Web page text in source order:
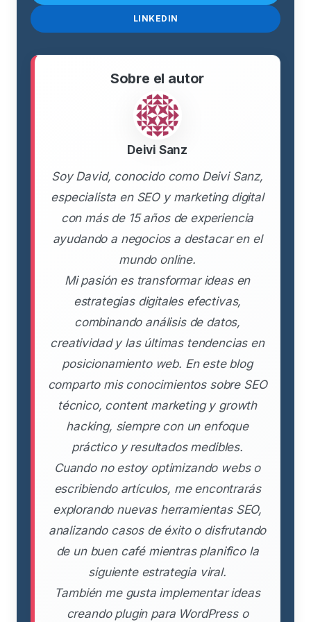
LINKEDIN
Sobre el autor
Deivi Sanz
Soy David, conocido como Deivi Sanz,
especialista en SEO y marketing digital
con más de 15 años de experiencia
ayudando a negocios a destacar en el
mundo online.
Mi pasión es transformar ideas en
estrategias digitales efectivas,
combinando análisis de datos,
creatividad y las últimas tendencias en
posicionamiento web. En este blog
comparto mis conocimientos sobre SEO
técnico, content marketing y growth
hacking, siempre con un enfoque
práctico y resultados medibles.
Cuando no estoy optimizando webs o
escribiendo artículos, me encontrarás
explorando nuevas herramientas SEO,
analizando casos de éxito o disfrutando
de un buen café mientras planifico la
siguiente estrategia viral.
También me gusta implementar ideas
creando plugin para WordPress o